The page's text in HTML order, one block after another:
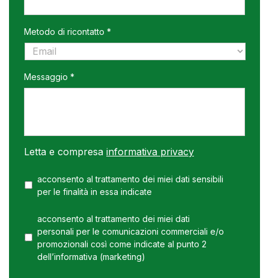
Metodo di ricontatto *
Messaggio *
Letta e compresa informativa privacy
acconsento al trattamento dei miei dati sensibili
per le finalità in essa indicate
acconsento al trattamento dei miei dati
personali per le comunicazioni commerciali e/o
promozionali così come indicate al punto 2
dell’informativa (marketing)